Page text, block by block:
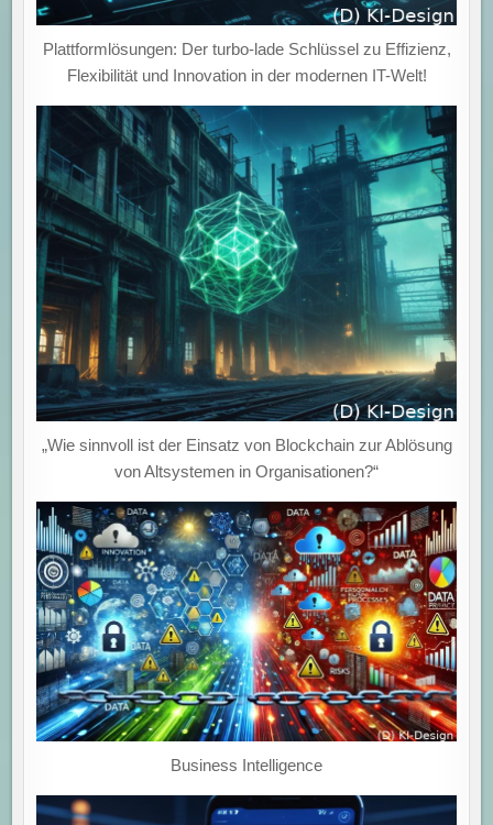
Plattformlösungen: Der turbo-lade Schlüssel zu Effizienz,
Flexibilität und Innovation in der modernen IT-Welt!
„Wie sinnvoll ist der Einsatz von Blockchain zur Ablösung
von Altsystemen in Organisationen?“
Business Intelligence